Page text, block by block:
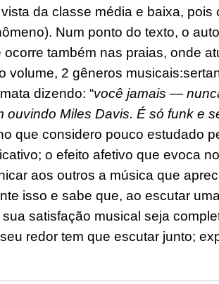
da classe média e baixa, pois
). Num ponto do texto, o
também nas praias, onde
volume, 2 gêneros musicais:
dizendo: “você jamais —
Miles Davis. É só funk e
que considero pouco estudado
o efeito afetivo que evoca
aos outros a música que
isso e sabe que, ao escutar
satisfação musical seja
redor tem que escutar junto;